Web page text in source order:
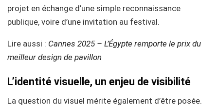
projet en échange d’une simple reconnaissance
publique, voire d’une invitation au festival.
Lire aussi : Cannes 2025 – L’Égypte remporte le prix du
meilleur design de pavillon
L’identité visuelle, un enjeu de visibilité
La question du visuel mérite également d’être posée.